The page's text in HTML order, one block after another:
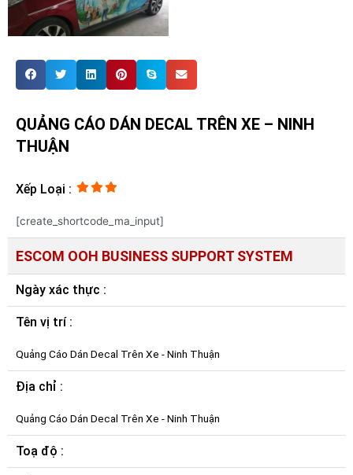
QUẢNG CÁO DÁN DECAL TRÊN XE – NINH
THUẬN
Xếp Loại :
[create_shortcode_ma_input]
ESCOM OOH BUSINESS SUPPORT SYSTEM
Ngày xác thực :
Tên vị trí :
Quảng Cáo Dán Decal Trên Xe - Ninh Thuận
Địa chỉ :
Quảng Cáo Dán Decal Trên Xe - Ninh Thuận
Toạ độ :